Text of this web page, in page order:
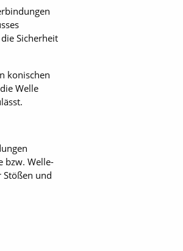
Sicherheit
konischen
Welle
bzw. Welle-
und